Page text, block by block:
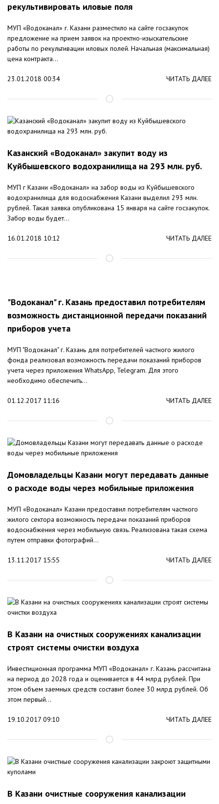
рекультивировать иловые поля
МУП «Водоканал» г. Казани разместило на сайте госзакупок
предложение на прием заявок на проектно-изыскательские
работы по рекультивации иловых полей. Начальная (максимальная)
цена контракта...
23.01.2018 00:34 ЧИТАТЬ ДАЛЕЕ
Казанский «Водоканал» закупит воду из
Куйбышевского водохранилища на 293 млн. руб.
МУП г Казани «Водоканал» на забор воды из Куйбышевского
водохранилища для водоснабжения Казани выделил 293 млн.
рублей. Такая заявка опубликована 15 января на сайте госзакупок.
Забор воды будет...
16.01.2018 10:12 ЧИТАТЬ ДАЛЕЕ
"Водоканал" г. Казань предоставил потребителям
возможность дистанционной передачи показаний
приборов учета
МУП "Водоканал" г. Казань для потребителей частного жилого
фонда реализовал возможность передачи показаний приборов
учета через приложения WhatsApp, Telegram. Для этого
необходимо обеспечить...
01.12.2017 11:16 ЧИТАТЬ ДАЛЕЕ
Домовладельцы Казани могут передавать данные
о расходе воды через мобильные приложения
МУП «Водоканал» Казани предоставил потребителям частного
жилого сектора возможность передачи показаний приборов
водоснабжения через мобильную связь. Реализована такая схема
путем отправки фотографий...
13.11.2017 15:55 ЧИТАТЬ ДАЛЕЕ
В Казани на очистных сооружениях канализации
строят системы очистки воздуха
Инвестиционная программа МУП «Водоканал» г. Казань рассчитана
на период до 2028 года и оценивается в 44 млрд рублей. При
этом объем заемных средств составит более 30 млрд рублей. Об
этом первый...
19.10.2017 09:10 ЧИТАТЬ ДАЛЕЕ
В Казани очистные сооружения канализации